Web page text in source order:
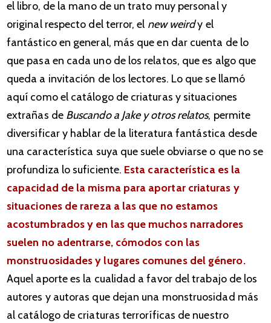
el libro, de la mano de un trato muy personal y
original respecto del terror, el new weirdy el
fantástico en general, más que en dar cuenta de lo
que pasa en cada uno de los relatos, que es algo que
queda a invitación de los lectores. Lo que se llamó
aquí como el catálogo de criaturas y situaciones
extrañas de Buscando a Jake y otros relatos, permite
diversificar y hablar de la literatura fantástica desde
una característica suya que suele obviarse o que no se
profundiza lo suficiente. Esta característica es la
capacidad de la misma para aportar criaturas y
situaciones de rareza a las que no estamos
acostumbrados y en las que muchos narradores
suelen no adentrarse, cómodos con las
monstruosidades y lugares comunes del género.
Aquel aporte es la cualidad a favor del trabajo de los
autores y autoras que dejan una monstruosidad más
al catálogo de criaturas terroríficas de nuestro